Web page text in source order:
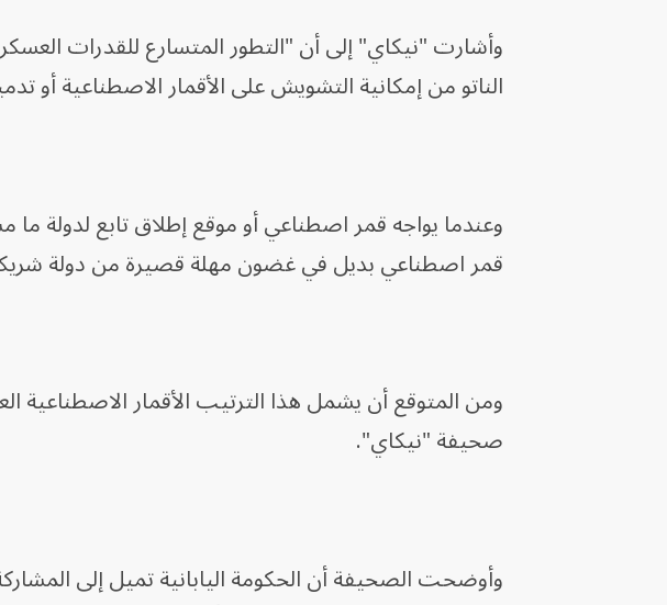
وأشارت "نيكاي" إلى أن "التطور المتسارع للقدرات
الناتو من إمكانية التشويش على الأقمار الاصطناعية أو
وعندما يواجه قمر اصطناعي أو موقع إطلاق تابع لدولة
قمر اصطناعي بديل في غضون مهلة قصيرة من دولة شريكة،
ومن المتوقع أن يشمل هذا الترتيب الأقمار الاصطناعية
صحيفة "نيكاي".
وأوضحت الصحيفة أن الحكومة اليابانية تميل إلى